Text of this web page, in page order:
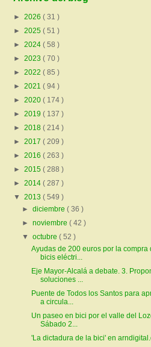
► 2026 ( 31 )
► 2025 ( 51 )
► 2024 ( 58 )
► 2023 ( 70 )
► 2022 ( 85 )
► 2021 ( 94 )
► 2020 ( 174 )
► 2019 ( 137 )
► 2018 ( 214 )
► 2017 ( 209 )
► 2016 ( 263 )
► 2015 ( 288 )
► 2014 ( 287 )
▼ 2013 ( 549 )
►diciembre( 36 )
►noviembre( 42 )
▼octubre( 52 )
Ayudas de 200 euros por la compra
bicis eléctri...
Eje Mayor-Alcalá a debate. 3.
soluciones ...
Puente de Todos los Santos para
a circula...
Un paseo en bici por el valle del
Sábado 2...
'La dictadura de la bici' en